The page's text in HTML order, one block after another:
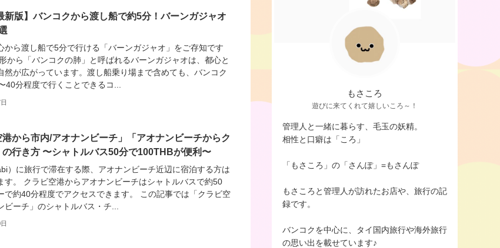
新版】バンコクから渡し船で約5分！バーンガジャオ
から渡し船で5分で行ける「バーンガジャオ」をご存知です
から「バンコクの肺」と呼ばれるバーンガジャオは、都心と
然が広がっています。渡し船乗り場まで含めても、バンコク
40分程度で行くことできるコ...
港から市内/アオナンビーチ」「アオナンビーチからク
の行き方 〜シャトルバス50分で100THBが便利〜
）に旅行で滞在する際、アオナンビーチ近辺に宿泊する方は
す。 クラビ空港からアオナンビーチはシャトルバスで約50
で約40分程度でアクセスできます。 この記事では「クラビ空
ーチ」のシャトルバス・チ...
もさころ
遊びに来てくれて嬉しいころ～！
管理人と一緒に暮らす、毛玉の妖精。
相性と口癖は「ころ」
「もさころ」の「さんぽ」=もさんぽ
もさころと管理人が訪れたお店や、旅行の記
録です。
バンコクを中心に、タイ国内旅行や海外旅行
の思い出を載せています♪